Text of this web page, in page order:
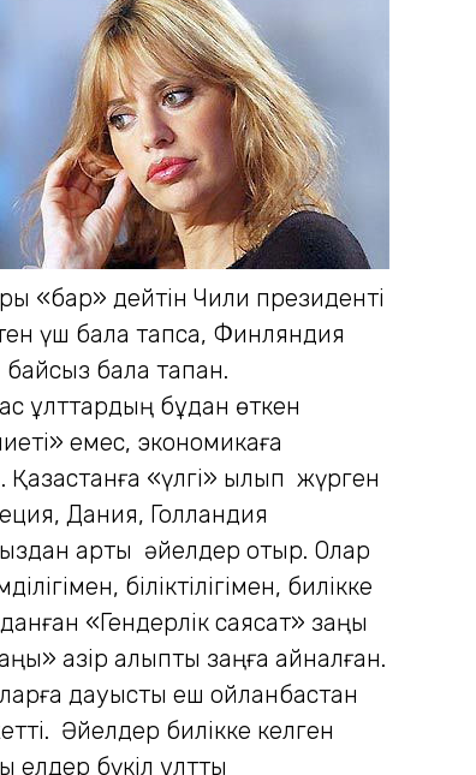
«бар» дейтін Чили президенті
үш бала тапса, Финляндия
бала тапқан.
ұлттардың бұдан өткен
емес, экономикаға
Қазақстанға «үлгі» қылып жүрген
Дания, Голландия
артық әйелдер отыр. Олар
біліктілігімен, билікке
«Гендерлік саясат» заңы
қазір қалыпты заңға айналған.
дауысты еш ойланбастан
Әйелдер билікке келген
елдер бүкіл ұлттық